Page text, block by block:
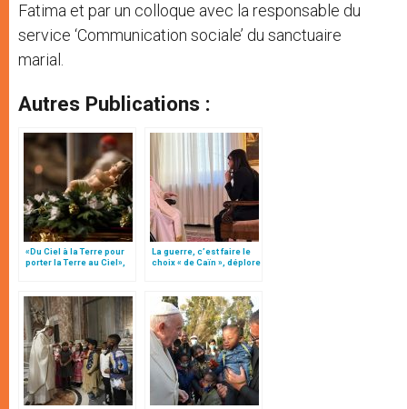
Fatima et par un colloque avec la responsable du
service ‘Communication sociale’ du sanctuaire
marial.
Autres Publications :
«Du Ciel à la Terre pour
porter la Terre au Ciel»,
La guerre, c’est faire le
choix « de Caïn », déplore